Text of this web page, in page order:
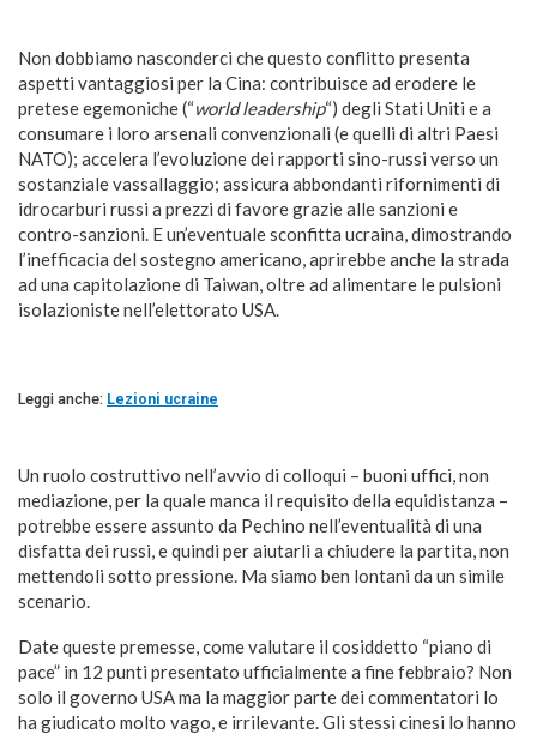
Non dobbiamo nasconderci che questo conflitto presenta
aspetti vantaggiosi per la Cina: contribuisce ad erodere le
pretese egemoniche (“world leadership“) degli Stati Uniti e a
consumare i loro arsenali convenzionali (e quelli di altri Paesi
NATO); accelera l’evoluzione dei rapporti sino-russi verso un
sostanziale vassallaggio; assicura abbondanti rifornimenti di
idrocarburi russi a prezzi di favore grazie alle sanzioni e
contro-sanzioni. E un’eventuale sconfitta ucraina, dimostrando
l’inefficacia del sostegno americano, aprirebbe anche la strada
ad una capitolazione di Taiwan, oltre ad alimentare le pulsioni
isolazioniste nell’elettorato USA.
Leggi anche: Lezioni ucraine
Un ruolo costruttivo nell’avvio di colloqui – buoni uffici, non
mediazione, per la quale manca il requisito della equidistanza –
potrebbe essere assunto da Pechino nell’eventualità di una
disfatta dei russi, e quindi per aiutarli a chiudere la partita, non
mettendoli sotto pressione. Ma siamo ben lontani da un simile
scenario.
Date queste premesse, come valutare il cosiddetto “piano di
pace” in 12 punti presentato ufficialmente a fine febbraio? Non
solo il governo USA ma la maggior parte dei commentatori lo
ha giudicato molto vago, e irrilevante. Gli stessi cinesi lo hanno